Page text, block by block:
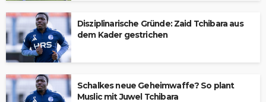
Disziplinarische Gründe: Zaid Tchibara aus
dem Kader gestrichen
Schalkes neue Geheimwaffe? So plant
Muslic mit Juwel Tchibara